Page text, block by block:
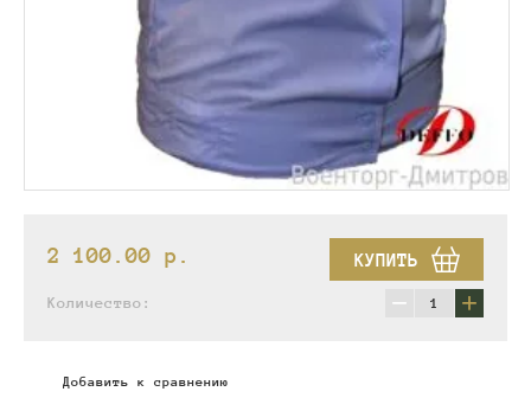
2 100.00 p. КУПИТЬ
Количество: − +
Добавить к сравнению